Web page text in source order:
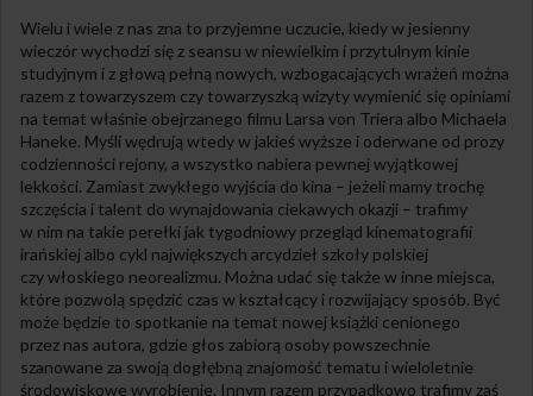
Wielu i wiele z nas zna to przyjemne uczucie, kiedy w jesienny
wieczór wychodzi się z seansu w niewielkim i przytulnym kinie
studyjnym i z głową pełną nowych, wzbogacających wrażeń można
razem z towarzyszem czy towarzyszką wizyty wymienić się opiniami
na temat właśnie obejrzanego filmu Larsa von Triera albo Michaela
Haneke. Myśli wędrują wtedy w jakieś wyższe i oderwane od prozy
codzienności rejony, a wszystko nabiera pewnej wyjątkowej
lekkości. Zamiast zwykłego wyjścia do kina – jeżeli mamy trochę
szczęścia i talent do wynajdowania ciekawych okazji – trafimy
w nim na takie perełki jak tygodniowy przegląd kinematografii
irańskiej albo cykl największych arcydzieł szkoły polskiej
czy włoskiego neorealizmu. Można udać się także w inne miejsca,
które pozwolą spędzić czas w kształcący i rozwijający sposób. Być
może będzie to spotkanie na temat nowej książki cenionego
przez nas autora, gdzie głos zabiorą osoby powszechnie
szanowane za swoją dogłębną znajomość tematu i wieloletnie
środowiskowe wyrobienie. Innym razem przypadkowo trafimy zaś